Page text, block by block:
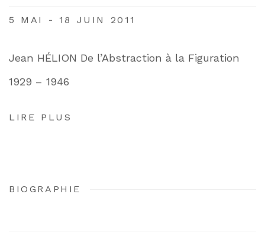
5 MAI - 18 JUIN 2011
Jean HÉLION De l’Abstraction à la Figuration
1929 – 1946
LIRE PLUS
BIOGRAPHIE